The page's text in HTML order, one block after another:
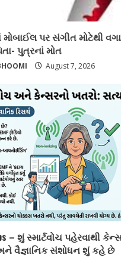
મોબાઈલ પર સંગીત મોટેથી
પુત્રનાં મોત
August 7, 2026
– શું સ્માર્ટવોચ પહેરવાથી
વૈજ્ઞાનિક સંશોધન શું કહે છે